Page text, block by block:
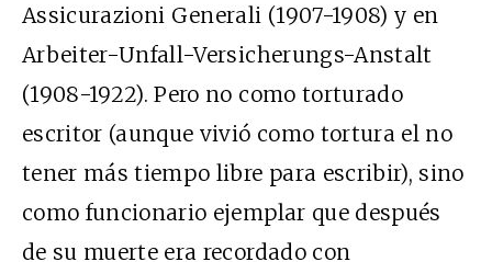
Assicurazioni Generali (1907-1908) y en
Arbeiter-Unfall-Versicherungs-Anstalt
(1908-1922). Pero no como torturado
escritor (aunque vivió como tortura el no
tener más tiempo libre para escribir), sino
como funcionario ejemplar que después
de su muerte era recordado con